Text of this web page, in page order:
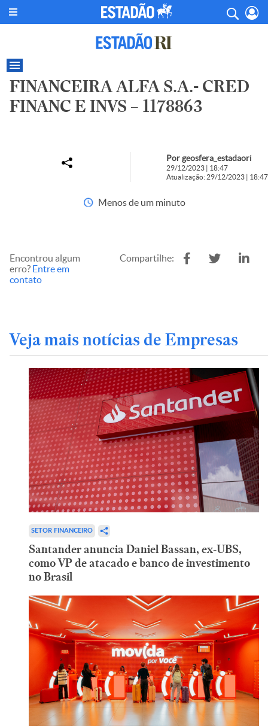
FINANCEIRA ALFA S.A.- CRED
FINANC E INVS – 1178863
Por geosfera_estadaori
29/12/2023 | 18:47
Atualização: 29/12/2023 | 18:47
Menos de um minuto
Encontrou algum
erro? Entre em
contato
Compartilhe:
Veja mais notícias de Empresas
SETOR FINANCEIRO
Santander anuncia Daniel Bassan, ex-UBS,
como VP de atacado e banco de investimento
no Brasil